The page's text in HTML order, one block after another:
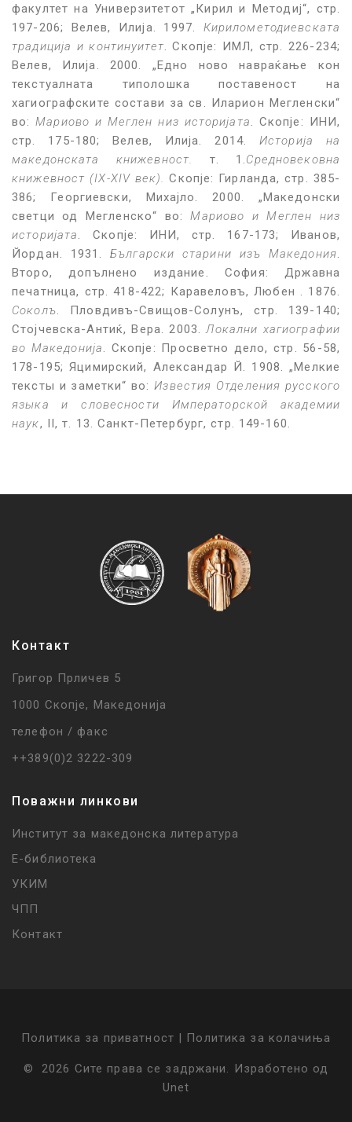
факултет на Универзитетот „Кирил и Методиј“, стр.
197-206; Велев, Илија. 1997. Кирилометодиевската
традиција и континуитет . Скопје: ИМЛ, стр. 226-234;
Велев, Илија. 2000. „Едно ново навраќање кон
текстуалната типолошка поставеност на
хагиографските состави за св. Иларион Мегленски“
во:Мариово и Меглен низ историјата
. Скопје: ИНИ,
стр. 175-180; Велев, Илија. 2014. Историја на
македонската книжевност. т. 1. Средновековна
книжевност (IX-XIV век).
Скопје: Гирланда, стр. 385-
386; Георгиевски, Михајло. 2000. „Македонски
светци од Мегленско“ во:Мариово и Меглен низ
историјата
. Скопје: ИНИ, стр. 167-173; Иванов,
Йордан. 1931.Български старини изъ Македония
Второ, допълнено издание. София: Државна
печатница, стр. 418-422; Каравеловъ, Любен . 1876.
Соколъ . Пловдивъ-Свищов-Солунъ, стр. 139-140;
Стојчевска-Антиќ, Вера. 2003. Локални хагиографии
во Македонија
. Скопје: Просветно дело, стр. 56-58,
178-195; Яцимирский, Александар Й. 1908. „Мелкие
тексты и заметки“ во: Известия Oтделения русского
языка и словесности Императорской aкадемии
наук, II, т. 13. Санкт-Петербург, стр. 149-160.
Контакт
Григор Прличев 5
1000 Скопје, Македонија
телефон / факс
++389(0)2 3222-309
Поважни линкови
Институт за македонска литература
Е-библиотека
УКИМ
ЧПП
Контакт
©2026 Сите права се задржани. Изработено од
Unet
Политика за приватност | Политика за колачиња